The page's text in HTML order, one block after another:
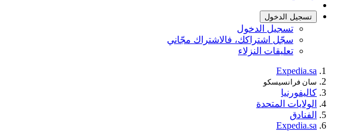
تسجيل الدخول
تسجيل الدخول
سجّل اشتراكك، فالاشتراك مجّاني
تعليقات النزلاء
Expedia.sa
سان فرانسيسكو
كاليفورنيا
الولايات المتحدة
الفنادق
Expedia.sa